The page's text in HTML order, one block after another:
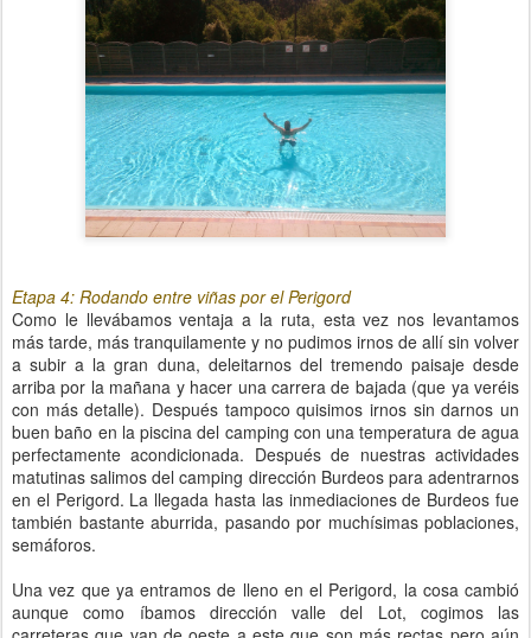
Etapa 4: Rodando entre viñas por el Perigord
Como le llevábamos ventaja a la ruta, esta vez nos levantamos
más tarde, más tranquilamente y no pudimos irnos de allí sin volver
a subir a la gran duna, deleitarnos del tremendo paisaje desde
arriba por la mañana y hacer una carrera de bajada (que ya veréis
con más detalle). Después tampoco quisimos irnos sin darnos un
buen baño en la piscina del camping con una temperatura de agua
perfectamente acondicionada. Después de nuestras actividades
matutinas salimos del camping dirección Burdeos para adentrarnos
en el Perigord. La llegada hasta las inmediaciones de Burdeos fue
también bastante aburrida, pasando por muchísimas poblaciones,
semáforos.
Una vez que ya entramos de lleno en el Perigord, la cosa cambió
aunque como íbamos dirección valle del Lot, cogimos las